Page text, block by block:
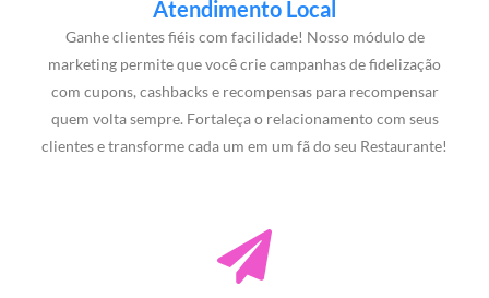
Atendimento Local
Ganhe clientes fiéis com facilidade! Nosso módulo de
marketing permite que você crie campanhas de fidelização
com cupons, cashbacks e recompensas para recompensar
quem volta sempre. Fortaleça o relacionamento com seus
clientes e transforme cada um em um fã do seu Restaurante!